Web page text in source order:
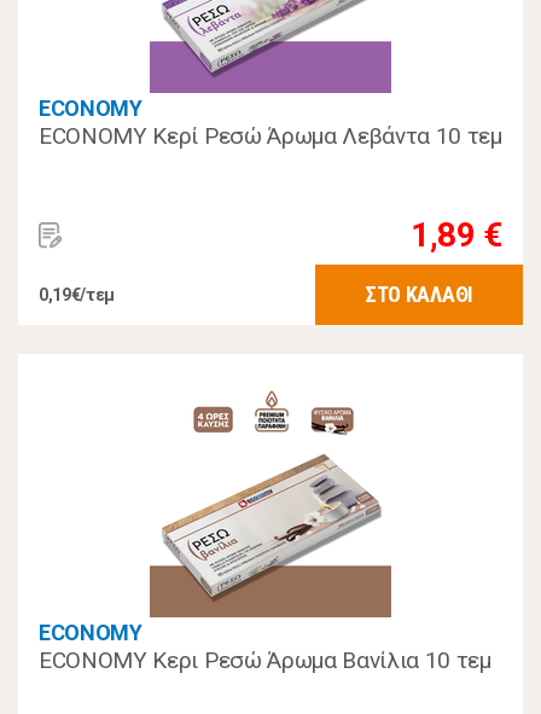
ECONOMY
ECONOMY Κερί Ρεσώ Άρωμα Λεβάντα 10 τεμ
1,89 €
0,19€/τεμ ΣΤΟ ΚΑΛΑΘΙ
ECONOMY
ECONOMY Κερι Ρεσώ Άρωμα Βανίλια 10 τεμ